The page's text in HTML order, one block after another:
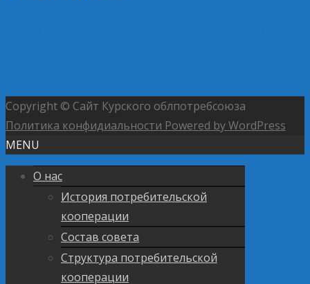
Copyright © Сайт Курского облпотребсоюза
Политика конфидиальности Powered by WordPress
MENU
О нас
История потребительской
кооперации
Состав совета
Структура потребительской
кооперации